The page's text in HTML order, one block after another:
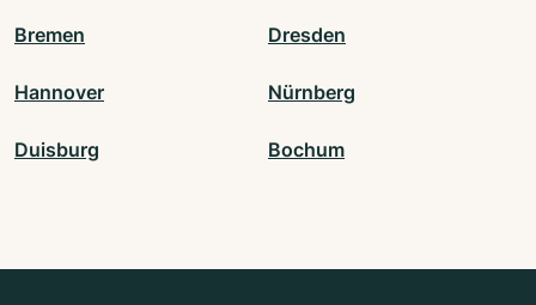
Bremen Dresden
Hannover Nürnberg
Duisburg Bochum